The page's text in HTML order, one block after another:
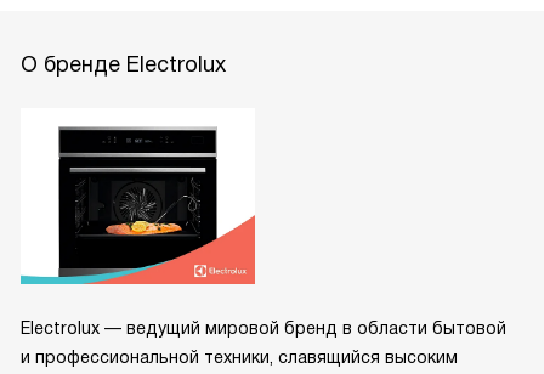
О бренде Electrolux
Electrolux — ведущий мировой бренд в области бытовой
и профессиональной техники, славящийся высоким